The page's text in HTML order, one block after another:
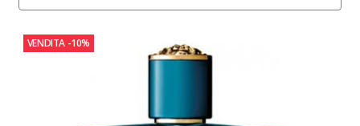
VENDITA -10%